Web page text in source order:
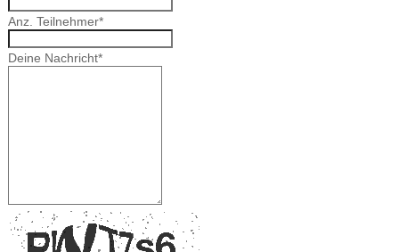
Anz. Teilnehmer*
Deine Nachricht*